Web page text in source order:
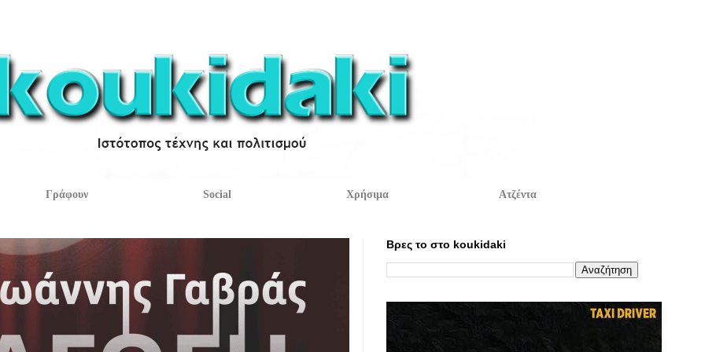
Γράφουν Social Χρήσιμα Ατζέντα
Βρες το στο koukidaki